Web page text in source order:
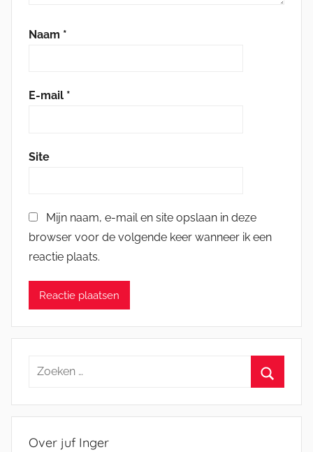
Naam *
E-mail *
Site
Mijn naam, e-mail en site opslaan in deze
browser voor de volgende keer wanneer ik een
reactie plaats.
Zoeken
Over juf Inger